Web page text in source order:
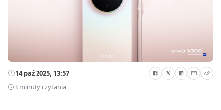
14 paź 2025, 13:57
3 minuty czytania